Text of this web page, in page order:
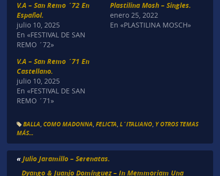
V.A – San Remo ´72 En
Español.
julio 10, 2025
En «FESTIVAL DE SAN
REMO ´72»
Plastilina Mosh – Singles.
enero 25, 2022
En «PLASTILINA MOSCH»
V.A – San Remo ´71 En
Castellano.
julio 10, 2025
En «FESTIVAL DE SAN
REMO ´71»
BALLA COMO MADONNA FELICTA L´ITALIANO, Y OTROS TEMAS
MÁS...
« Julio Jaramillo – Serenatas.
Dyango & Juanjo Domínguez – In Memmoriam Una